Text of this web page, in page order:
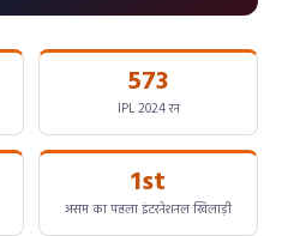
573
IPL 2024 रन
1st
असम का पहला इंटरनेशनल खिलाड़ी